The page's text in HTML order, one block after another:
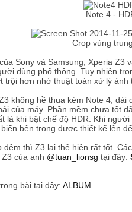
Note 4 -
Crop vùng
Sony và Samsung, Xperia Z3
dùng phổ thông. Tuy nhiên
trội hơn nhờ thuật toán xử lý ảnh
không hề thua kém Note 4, dải
của máy. Phần mềm chưa tốt
là khi bật chế độ HDR. Khi
bên trong được thiết kế lên
đêm thì Z3 lại thể hiện rất tốt.
của anh @tuan_lionsg tại đây:
bài tại đây: ALBUM